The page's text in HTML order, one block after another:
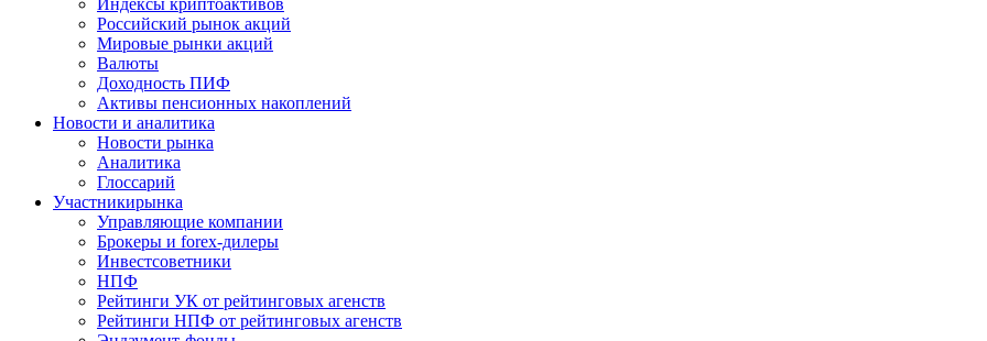
Индексы криптоактивов
Российский рынок акций
Мировые рынки акций
Валюты
Доходность ПИФ
Активы пенсионных накоплений
Новости и аналитика
Новости рынка
Аналитика
Глоссарий
Участникирынка
Управляющие компании
Брокеры и forex-дилеры
Инвестсоветники
НПФ
Рейтинги УК от рейтинговых агенств
Рейтинги НПФ от рейтинговых агенств